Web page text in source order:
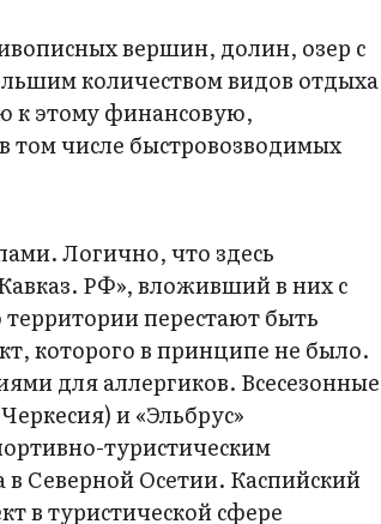
вершин, долин, озер с
количеством видов отдыха
к этому финансовую,
том числе быстровозводимых
Логично, что здесь
РФ», вложивший в них с
перестают быть
которого в принципе не было.
для аллергиков. Всесезонные
и «Эльбрус»
туристическим
в Северной Осетии. Каспийский
в туристической сфере